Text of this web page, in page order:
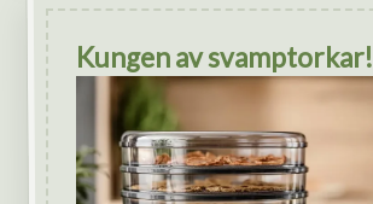
Kungen av svamptorkar!